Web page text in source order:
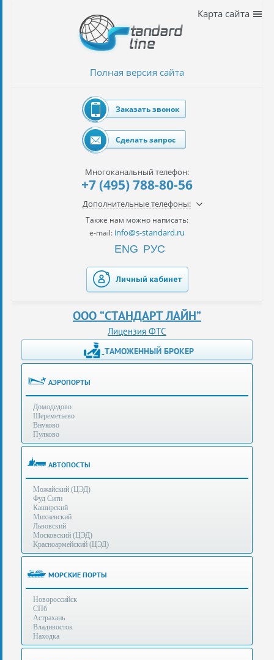
автомобилей
Получение
ЭЦП
за
сутки
услуги
Опыт
оформления
рекомендует
Таможенные
процедуры
(особенности):
Полезная
информация
Стоимость
услуг
Контакты
Полная версия сайта
Карта сайта
Заказать звонок
Сделать запрос
Многоканальный телефон:
+7 (495) 788-80-56
Дополнительные телефоны:
Также нам можно написать:
e-mail: info@s-standard.ru
ENG РУС
Личный кабинет
ООО “СТАНДАРТ ЛАЙН”
Лицензия ФТС
ТАМОЖЕННЫЙ БРОКЕР
АЭРОПОРТЫ
Домодедово
Шереметьево
Внуково
Пулково
АВТОПОСТЫ
Можайский (ЦЭД)
Фуд Сити
Каширский
Михневский
Львовский
Московский (ЦЭД)
Красноармейский (ЦЭД)
МОРСКИЕ ПОРТЫ
Новороссийск
СПб
Астрахань
Владивосток
Находка